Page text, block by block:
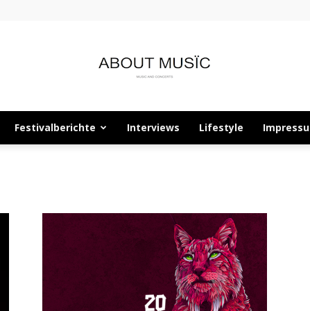
About
Musïc
Festivalberichte Interviews Lifestyle